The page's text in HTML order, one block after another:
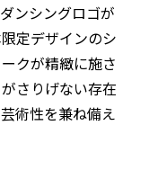
ンシングロゴが
定デザインのシ
クが精緻に施さ
さりげない存在
術性を兼ね備え